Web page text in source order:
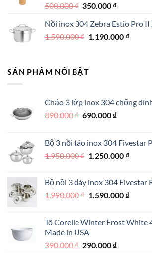
500.000₫ Giá
là:
500.000 ₫.
350.000 ₫Giá
tại
là:
Nồi inox 304 Zebra Estio Pro
1.590.000₫ Giá
1.590.000 ₫.
1.190.000 ₫Giá
SẢN PHẨM NỔI BẬT
Chảo 3 lớp inox 304 chống
890.000₫ Giá
890.000 ₫.
690.000 ₫Giá
là:
690.000 ₫.
Bộ 3 nồi táo inox 304 Fivestar
1.950.000₫ Giá
1.950.000 ₫.
1.250.000 ₫Giá
là:
Bộ nồi 3 đáy inox 304 Fivestar
1.990.000₫ Giá
1.990.000 ₫.
1.590.000 ₫Giá
là:
Tô Corelle Winter Frost White
Made in USA
390.000₫ Giá
290.000 ₫Giá